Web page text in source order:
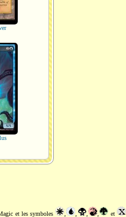
et les symboles , , , et